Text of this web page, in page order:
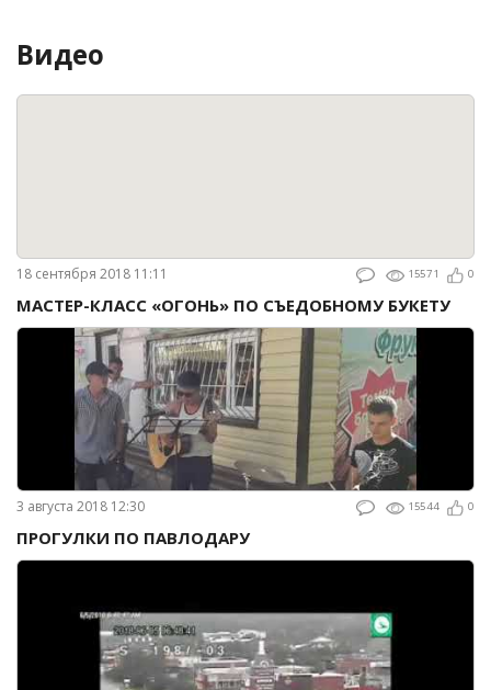
Видео
18 сентября 2018 11:11 15571 0
МАСТЕР-КЛАСС «ОГОНЬ» ПО СЪЕДОБНОМУ БУКЕТУ
3 августа 2018 12:30 15544 0
ПРОГУЛКИ ПО ПАВЛОДАРУ